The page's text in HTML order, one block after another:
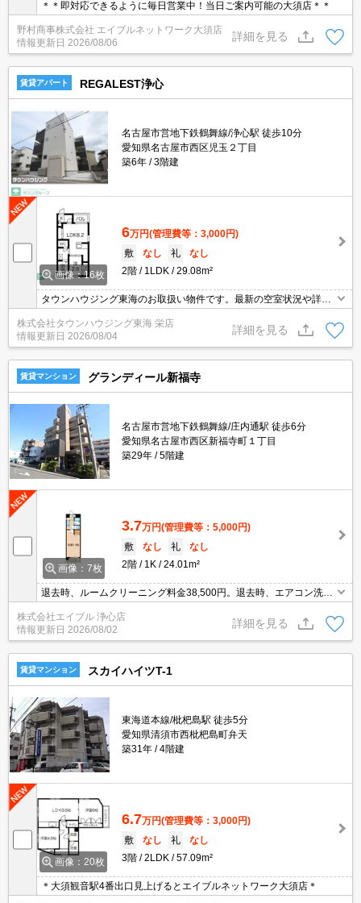
＊＊即対応できるように毎日営業中！当日ご案内可能の大須店＊＊
野村商事株式会社 エイブルネットワーク大須店
情報更新日 2026/08/06
詳細を見る
賃貸アパート REGALEST浄心
名古屋市営地下鉄鶴舞線/浄心駅 徒歩10分
愛知県名古屋市西区児玉２丁目
築6年
3階建
画像：16枚
6万円(管理費等：3,000円)
敷
なし 礼
なし
2階
1LDK 29.08m²
タウンハウジング東海のお取扱い物件です。最新の空室状況や詳細
などお気軽にお問い合わせください。
株式会社タウンハウジング東海 栄店
情報更新日 2026/08/04
詳細を見る
賃貸マンション グランディール新福寺
名古屋市営地下鉄鶴舞線/庄内通駅 徒歩6分
愛知県名古屋市西区新福寺町１丁目
築29年
5階建
画像：7枚
3.7万円(管理費等：5,000円)
敷
なし 礼
なし
2階
1K 24.01m²
退去時、ルームクリーニング料金38,500円。退去時、エアコン洗浄
代11,000円。
株式会社エイブル 浄心店
情報更新日 2026/08/02
詳細を見る
賃貸マンション スカイハイツT-1
東海道本線/枇杷島駅 徒歩5分
愛知県清須市西枇杷島町弁天
築31年
4階建
画像：20枚
6.7万円(管理費等：3,000円)
敷
なし 礼
なし
3階
2LDK 57.09m²
＊大須観音駅4番出口見上げるとエイブルネットワーク大須店＊